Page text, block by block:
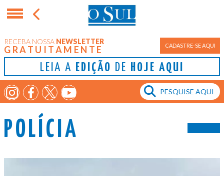
RECEBA NOSSA NEWSLETTER
GRATUITAMENTE CADASTRE-SE AQUI
LEIA A EDIÇÃO DE HOJE AQUI
POLÍCIA